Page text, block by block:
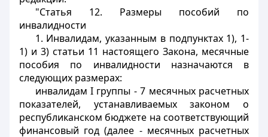
"Статья 12. Размеры пособий по
инвалидности
1. Инвалидам, указанным в подпунктах 1), 1-
1) и 3) статьи 11 настоящего Закона, месячные
пособия по инвалидности назначаются в
следующих размерах:
инвалидам I группы - 7 месячных расчетных
показателей, устанавливаемых законом о
республиканском бюджете на соответствующий
финансовый год (далее - месячных расчетных